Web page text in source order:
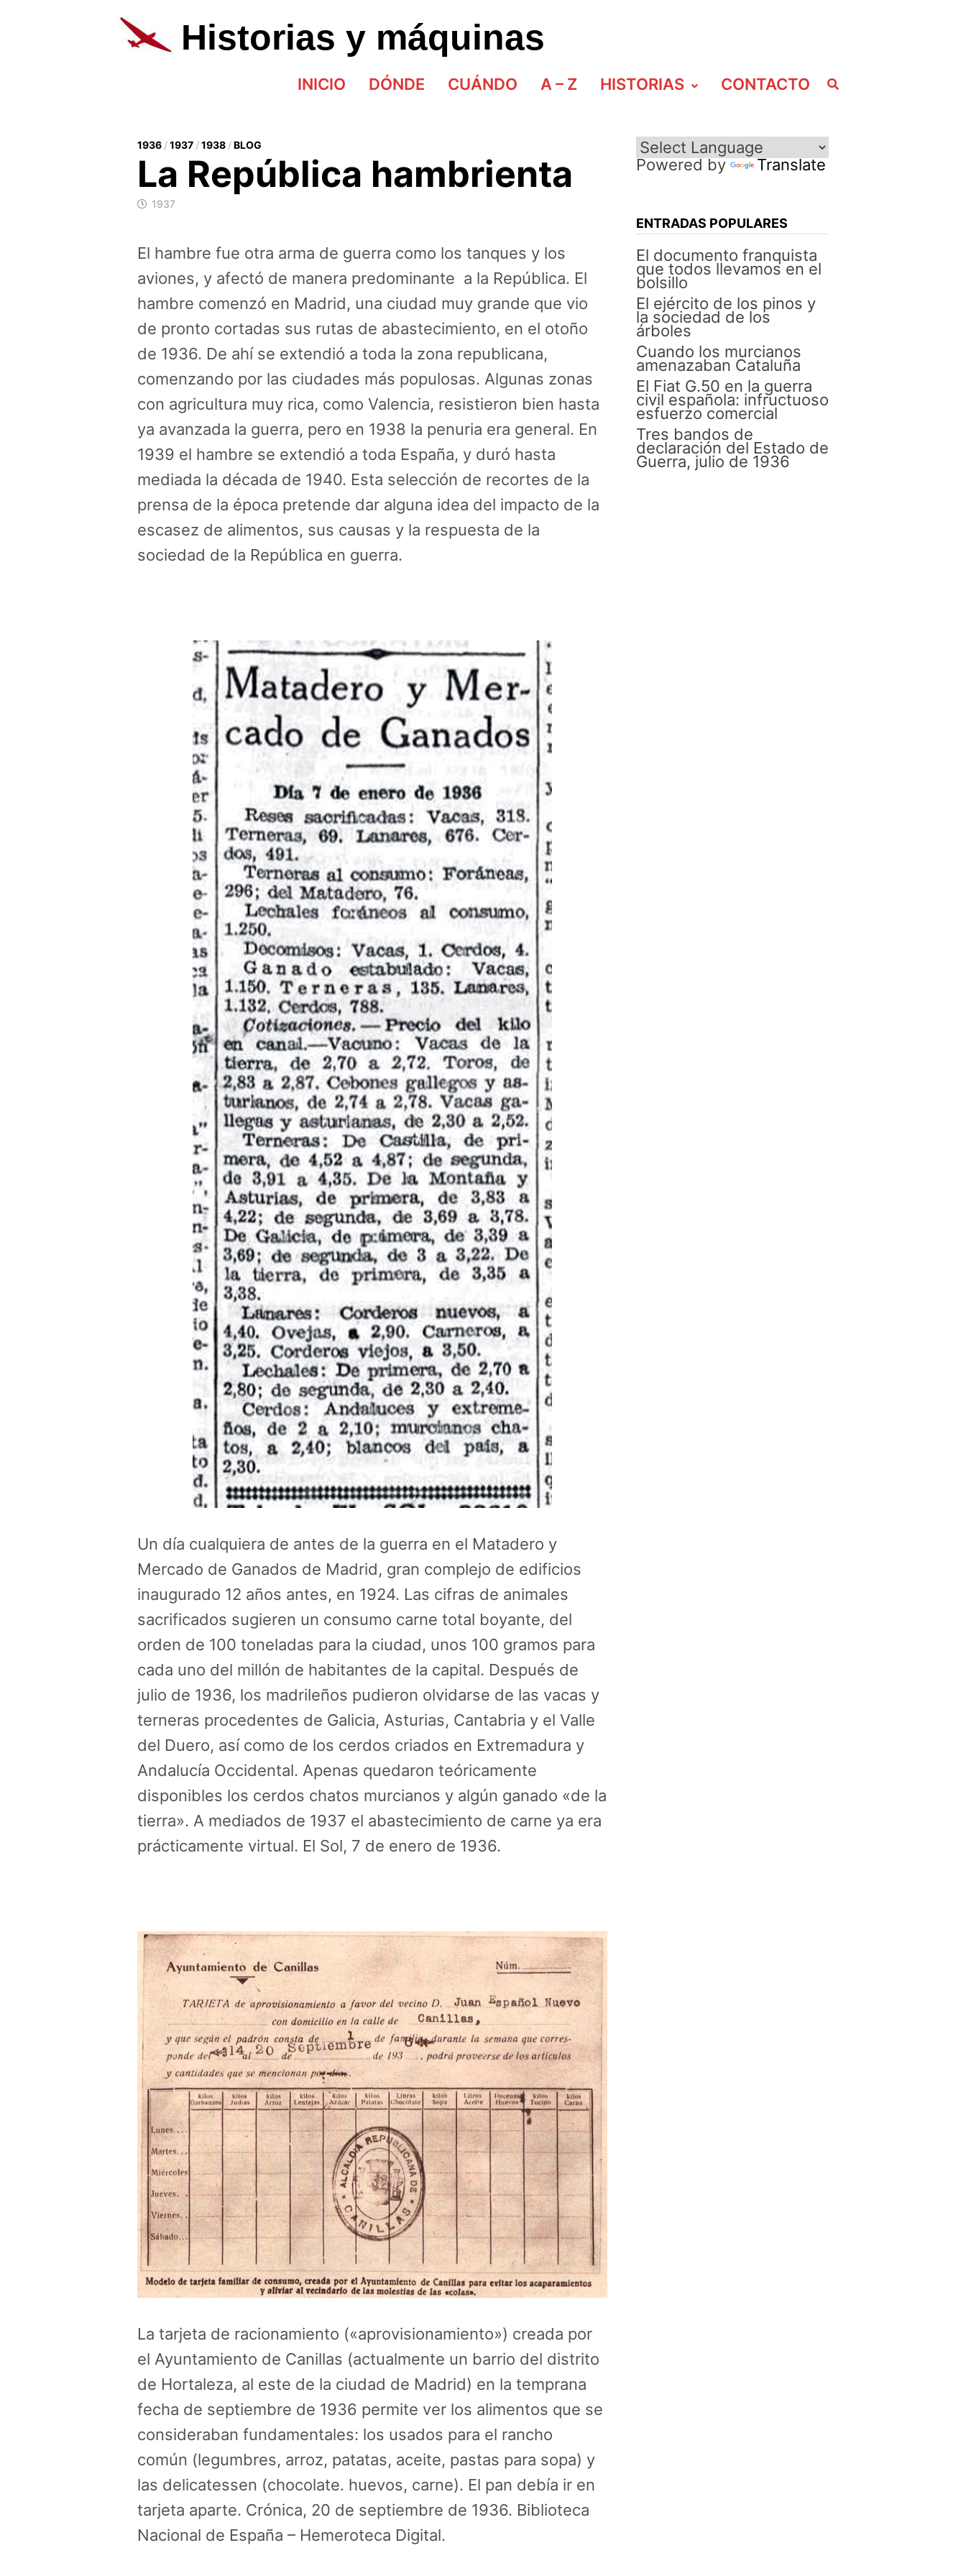
al
contenidoHistorias y máquinas
INICIO DÓNDE CUÁNDO A – Z HISTORIAS CONTACTO
1936/1937/1938/BLOG
La República hambrienta
1937
El hambre fue otra arma de guerra como los tanques y los
aviones, y afectó de manera predominante a la República. El
hambre comenzó en Madrid, una ciudad muy grande que vio
de pronto cortadas sus rutas de abastecimiento, en el otoño
de 1936. De ahí se extendió a toda la zona republicana,
comenzando por las ciudades más populosas. Algunas zonas
con agricultura muy rica, como Valencia, resistieron bien hasta
ya avanzada la guerra, pero en 1938 la penuria era general. En
1939 el hambre se extendió a toda España, y duró hasta
mediada la década de 1940. Esta selección de recortes de la
prensa de la época pretende dar alguna idea del impacto de la
escasez de alimentos, sus causas y la respuesta de la
sociedad de la República en guerra.
Un día cualquiera de antes de la guerra en el Matadero y
Mercado de Ganados de Madrid, gran complejo de edificios
inaugurado 12 años antes, en 1924. Las cifras de animales
sacrificados sugieren un consumo carne total boyante, del
orden de 100 toneladas para la ciudad, unos 100 gramos para
cada uno del millón de habitantes de la capital. Después de
julio de 1936, los madrileños pudieron olvidarse de las vacas y
terneras procedentes de Galicia, Asturias, Cantabria y el Valle
del Duero, así como de los cerdos criados en Extremadura y
Andalucía Occidental. Apenas quedaron teóricamente
disponibles los cerdos chatos murcianos y algún ganado «de la
tierra». A mediados de 1937 el abastecimiento de carne ya era
prácticamente virtual. El Sol, 7 de enero de 1936.
La tarjeta de racionamiento («aprovisionamiento») creada por
el Ayuntamiento de Canillas (actualmente un barrio del distrito
de Hortaleza, al este de la ciudad de Madrid) en la temprana
fecha de septiembre de 1936 permite ver los alimentos que se
consideraban fundamentales: los usados para el rancho
común (legumbres, arroz, patatas, aceite, pastas para sopa) y
las delicatessen (chocolate. huevos, carne). El pan debía ir en
tarjeta aparte. Crónica, 20 de septiembre de 1936. Biblioteca
Nacional de España – Hemeroteca Digital.
Powered by Translate
ENTRADAS POPULARES
El documento franquista
que todos llevamos en el
bolsillo
El ejército de los pinos y
la sociedad de los
árboles
Cuando los murcianos
amenazaban Cataluña
El Fiat G.50 en la guerra
civil española: infructuoso
esfuerzo comercial
Tres bandos de
declaración del Estado de
Guerra, julio de 1936